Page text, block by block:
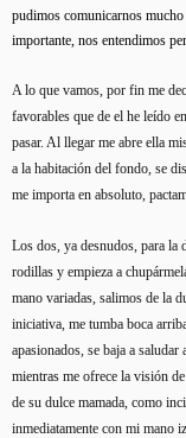
pudimos comunicarnos
importante, nos entendimos
A lo que vamos, por fin me
favorables que de el he leído
pasar. Al llegar me abre ella
a la habitación del fondo, se
me importa en absoluto,
Los dos, ya desnudos, para la
rodillas y empieza a
mano variadas, salimos de la
iniciativa, me tumba boca
apasionados, se baja a
mientras me ofrece la visión
de su dulce mamada, como
inmediatamente con mi mano